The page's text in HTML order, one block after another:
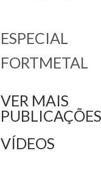
ESPECIAL
FORTMETAL
VER MAIS
PUBLICAÇÕES
VÍDEOS